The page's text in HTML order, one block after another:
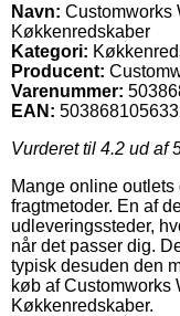
Navn: Customworks
Køkkenredskaber
Kategori:
Producent:
Varenummer:
EAN:
Vurderet til 4.2 ud af
Mange online
fragtmetoder. En af
udleveringssteder,
når det passer dig.
typisk desuden den
køb af Customworks
Køkkenredskaber.